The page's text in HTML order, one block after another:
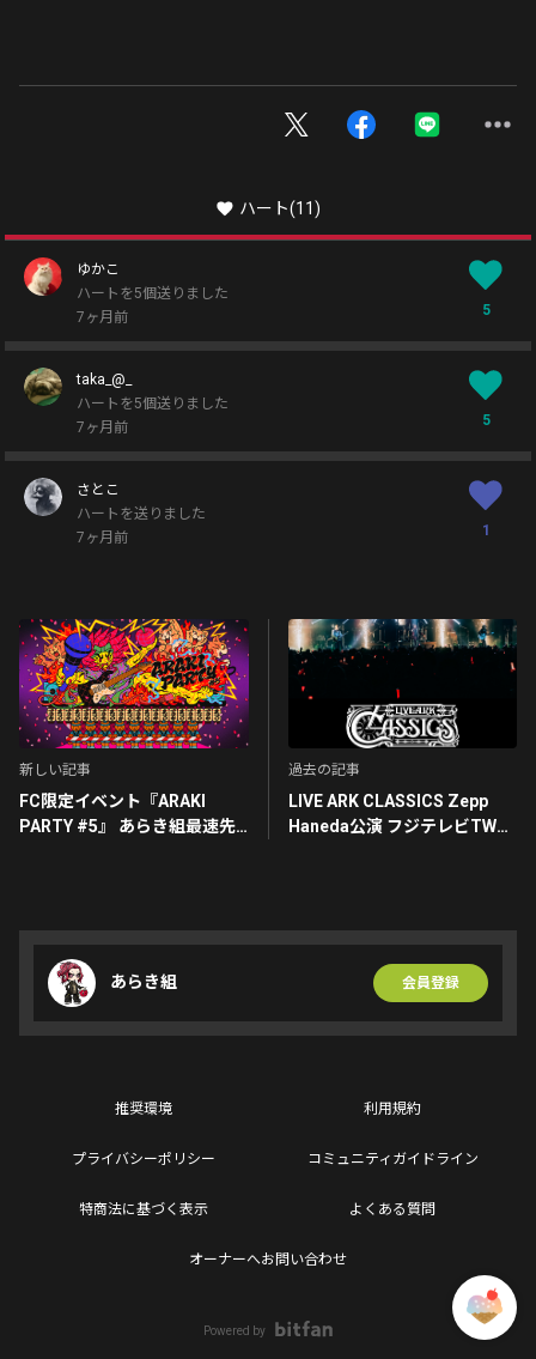
ハート(11)
ゆかこ
ハートを5個送りました
7ヶ月前
5
taka_@_
ハートを5個送りました
7ヶ月前
5
さとこ
ハートを送りました
7ヶ月前
1
新しい記事
FC限定イベント『ARAKI
PARTY #5』 あらき組最速先
過去の記事
LIVE ARK CLASSICS Zepp
Haneda公演 フジテレビTWO
あらき組 会員登録
推奨環境 利用規約
プライバシーポリシー コミュニティガイドライン
特商法に基づく表示 よくある質問
オーナーへお問い合わせ
Powered by